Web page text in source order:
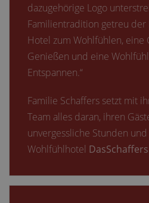
dazugehörige Logo
Familientradition getreu der
Hotel zum Wohlfühlen, eine
Genießen und eine
Entspannen.“
Familie Schaffers setzt mit
Team alles daran, ihren
unvergessliche Stunden und
Wohlfühlhotel DasSchaffers